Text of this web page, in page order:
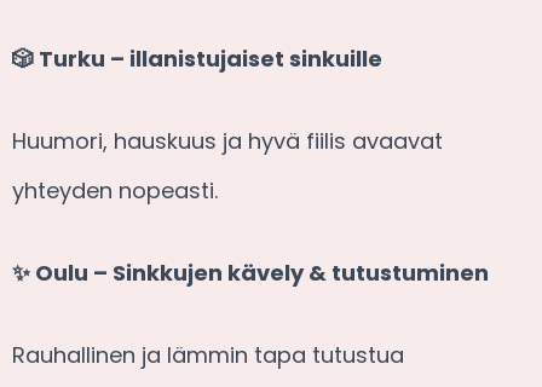
🎲 Turku – illanistujaiset sinkuille
Huumori, hauskuus ja hyvä fiilis avaavat
yhteyden nopeasti.
✨ Oulu – Sinkkujen kävely & tutustuminen
Rauhallinen ja lämmin tapa tutustua